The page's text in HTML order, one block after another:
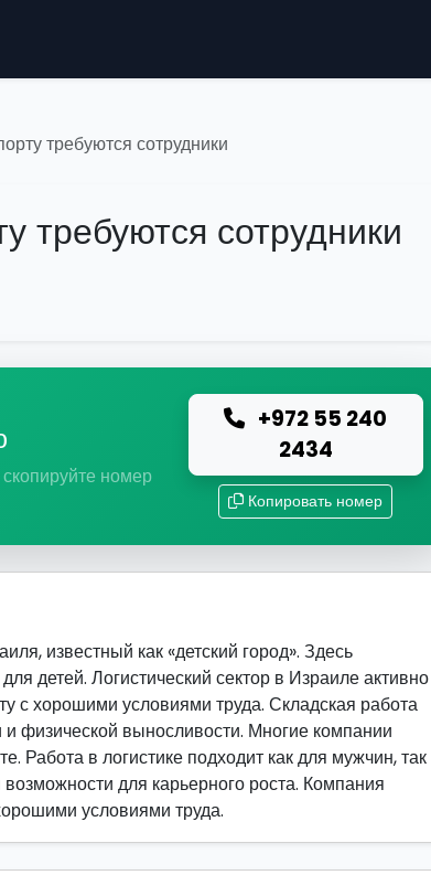
требуются сотрудники
требуются сотрудники
номер
+972 55 240
2434
Копировать номер
известный как «детский город». Здесь
детей. Логистический сектор в Израиле активно
с хорошими условиями труда. Складская работа
и физической выносливости. Многие компании
Работа в логистике подходит как для мужчин, так
для карьерного роста. Компания
условиями труда.